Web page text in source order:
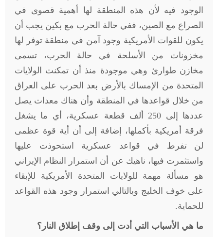
الوجود فيه لأن هذه المنطقة لها أهمية قصوى في
الصراع مع الصين، ففي حالة الحرب مع بكين يجب أن
يكون للقوات الأمريكية وجود آمن في منطقة توفر لها
مخزونات من الأسلحة في حالة الحرب، تسمى
مخازن طوارئ وهي موجودة منذ أن تمكنت الولايات
المتحدة من الإمساك بالأرض بعد الحرب على العراق
من خلال قواعدها في المنطقة وأن هناك معدات يصل
عددها إلى 250 ألف قطعة عسكرية، أي ما يشغل
فرقة أمريكية بأكملها، إضافة إلى أن أية قوة عظمى
لن تفرط في قواعد عسكرية استحوذت عليها
واستثمرت فيها، ناهيك عن أن استمرار النظام الإيراني
هو مسألة مهمة للولايات المتحدة الأمريكية للإبقاء
على خوف الخليج وبالتالي استمرار وجود هذه القواعد
للحماية.
ما هي الأسباب التي أدت إلى وقف إطلاق النار؟